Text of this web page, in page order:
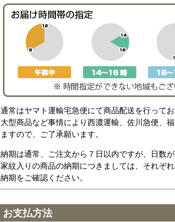
通常はヤマト運輸宅急便にて商品配送を行ってお
大型商品など事情により西濃運輸、佐川急便、
ますので、ご了承願います。
納期は通常、ご注文から７日以内ですが、日数
家紋入りの商品の納期につきましては、それぞ
納期をご確認ください。
お支払方法